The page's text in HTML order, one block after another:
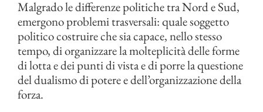
Malgrado le differenze politiche tra Nord e Sud,
emergono problemi trasversali: quale soggetto
politico costruire che sia capace, nello stesso
tempo, di organizzare la molteplicità delle forme
di lotta e dei punti di vista e di porre la questione
del dualismo di potere e dell’organizzazione della
forza.